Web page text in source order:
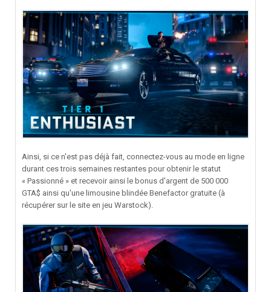
Ainsi, si ce n'est pas déjà fait, connectez-vous au mode en ligne
durant ces trois semaines restantes pour obtenir le statut
« Passionné » et recevoir ainsi le bonus d'argent de 500 000
GTA$ ainsi qu'une limousine blindée Benefactor gratuite (à
récupérer sur le site en jeu Warstock).